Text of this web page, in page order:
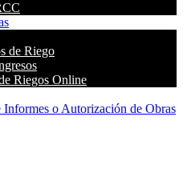
de Riego
Riegos Online
o Autorización de Obras